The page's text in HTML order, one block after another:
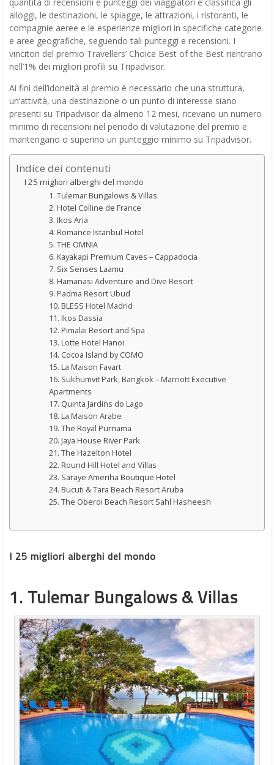
quantità di recensioni e punteggi dei viaggiatori e classifica gli
alloggi, le destinazioni, le spiagge, le attrazioni, i ristoranti, le
compagnie aeree e le esperienze migliori in specifiche categorie
e aree geografiche, seguendo tali punteggi e recensioni. I
vincitori del premio Travellers’ Choice Best of the Best rientrano
nell’1% dei migliori profili su Tripadvisor.
Ai fini dell’idoneità al premio è necessario che una struttura,
un’attività, una destinazione o un punto di interesse siano
presenti su Tripadvisor da almeno 12 mesi, ricevano un numero
minimo di recensioni nel periodo di valutazione del premio e
mantengano o superino un punteggio minimo su Tripadvisor.
Indice dei contenuti
I 25 migliori alberghi del mondo
1. Tulemar Bungalows & Villas
2. Hotel Colline de France
3. Ikos Aria
4. Romance Istanbul Hotel
5. THE OMNIA
6. Kayakapi Premium Caves – Cappadocia
7. Six Senses Laamu
8. Hamanasi Adventure and Dive Resort
9. Padma Resort Ubud
10. BLESS Hotel Madrid
11. Ikos Dassia
12. Pimalai Resort and Spa
13. Lotte Hotel Hanoi
14. Cocoa Island by COMO
15. La Maison Favart
16. Sukhumvit Park, Bangkok – Marriott Executive
Apartments
17. Quinta Jardins do Lago
18. La Maison Arabe
19. The Royal Purnama
20. Jaya House River Park
21. The Hazelton Hotel
22. Round Hill Hotel and Villas
23. Saraye Ameriha Boutique Hotel
24. Bucuti & Tara Beach Resort Aruba
25. The Oberoi Beach Resort Sahl Hasheesh
I 25 migliori alberghi del mondo
1. Tulemar Bungalows & Villas